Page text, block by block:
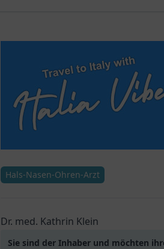
Hals-Nasen-Ohren-Arzt
Dr. med. Kathrin Klein
Sie sind der Inhaber und möchten